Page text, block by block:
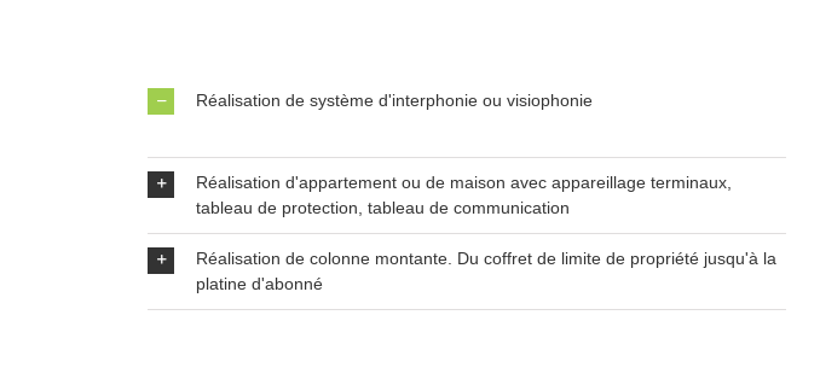
Réalisation de système d'interphonie ou visiophonie
Réalisation d'appartement ou de maison avec appareillage terminaux,
tableau de protection, tableau de communication
Réalisation de colonne montante. Du coffret de limite de propriété jusqu'à la
platine d'abonné